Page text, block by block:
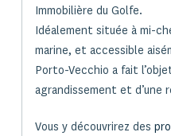
Immobilière du Golfe.
Idéalement située à mi-
marine, et accessible
Porto-Vecchio a fait
agrandissement et d’une
Vous y découvrirez des